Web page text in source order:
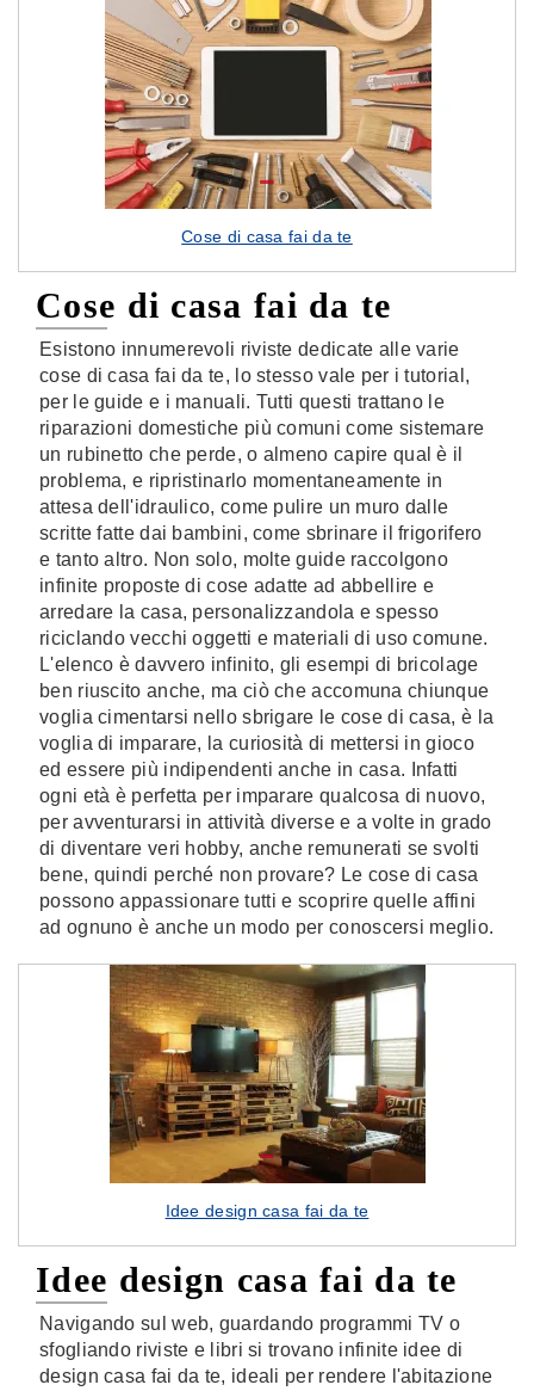
Cose di casa fai da te
Cose di casa fai da te
Esistono innumerevoli riviste dedicate alle varie
cose di casa fai da te, lo stesso vale per i tutorial,
per le guide e i manuali. Tutti questi trattano le
riparazioni domestiche più comuni come sistemare
un rubinetto che perde, o almeno capire qual è il
problema, e ripristinarlo momentaneamente in
attesa dell'idraulico, come pulire un muro dalle
scritte fatte dai bambini, come sbrinare il frigorifero
e tanto altro. Non solo, molte guide raccolgono
infinite proposte di cose adatte ad abbellire e
arredare la casa, personalizzandola e spesso
riciclando vecchi oggetti e materiali di uso comune.
L'elenco è davvero infinito, gli esempi di bricolage
ben riuscito anche, ma ciò che accomuna chiunque
voglia cimentarsi nello sbrigare le cose di casa, è la
voglia di imparare, la curiosità di mettersi in gioco
ed essere più indipendenti anche in casa. Infatti
ogni età è perfetta per imparare qualcosa di nuovo,
per avventurarsi in attività diverse e a volte in grado
di diventare veri hobby, anche remunerati se svolti
bene, quindi perché non provare? Le cose di casa
possono appassionare tutti e scoprire quelle affini
ad ognuno è anche un modo per conoscersi meglio.
Idee design casa fai da te
Idee design casa fai da te
Navigando sul web, guardando programmi TV o
sfogliando riviste e libri si trovano infinite idee di
design casa fai da te, ideali per rendere l'abitazione